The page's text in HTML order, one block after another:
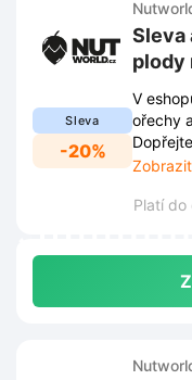
Sleva
-20%
Sleva
plody
V
ořechy
ceny a
Platí do